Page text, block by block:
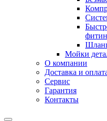
Мойки
О компании
Доставка и
Сервис
Гарантия
Контакты